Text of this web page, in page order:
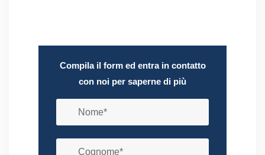
Compila il form ed entra in contatto
con noi per saperne di più